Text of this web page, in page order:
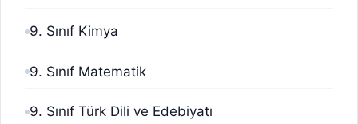
9. Sınıf Kimya
9. Sınıf Matematik
9. Sınıf Türk Dili ve Edebiyatı